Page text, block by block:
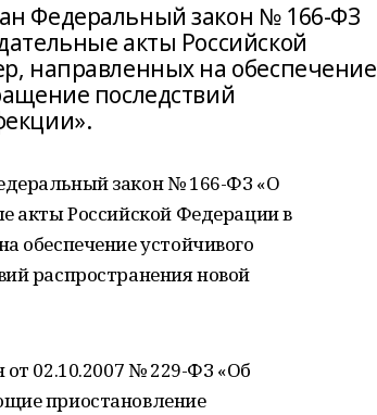
Федеральный закон № 166-ФЗ
акты Российской
направленных на обеспечение
последствий
закон № 166-ФЗ «О
акты Российской Федерации в
обеспечение устойчивого
распространения новой
02.10.2007 № 229-ФЗ «Об
приостановление